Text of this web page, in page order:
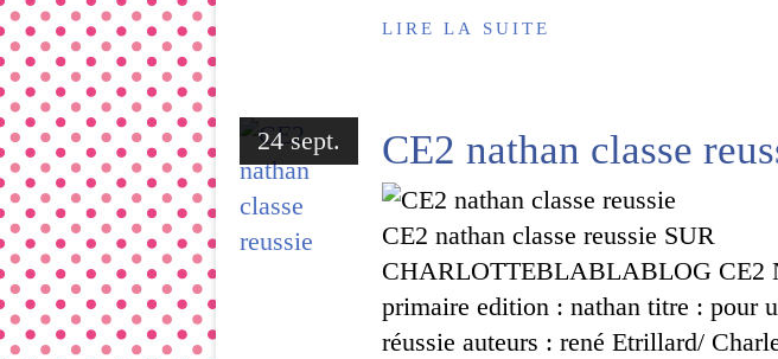
LIRE LA SUITE
24 sept. CE2 nathan classe
CE2 nathan classe reussie SUR
CHARLOTTEBLABLABLOG CE2
primaire edition : nathan titre : pour
réussie auteurs : rené Etrillard/